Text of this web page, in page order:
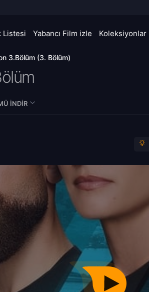
Listesi Yabancı Film izle Koleksiyonlar
3.Bölüm (3. Bölüm)
İNDIR